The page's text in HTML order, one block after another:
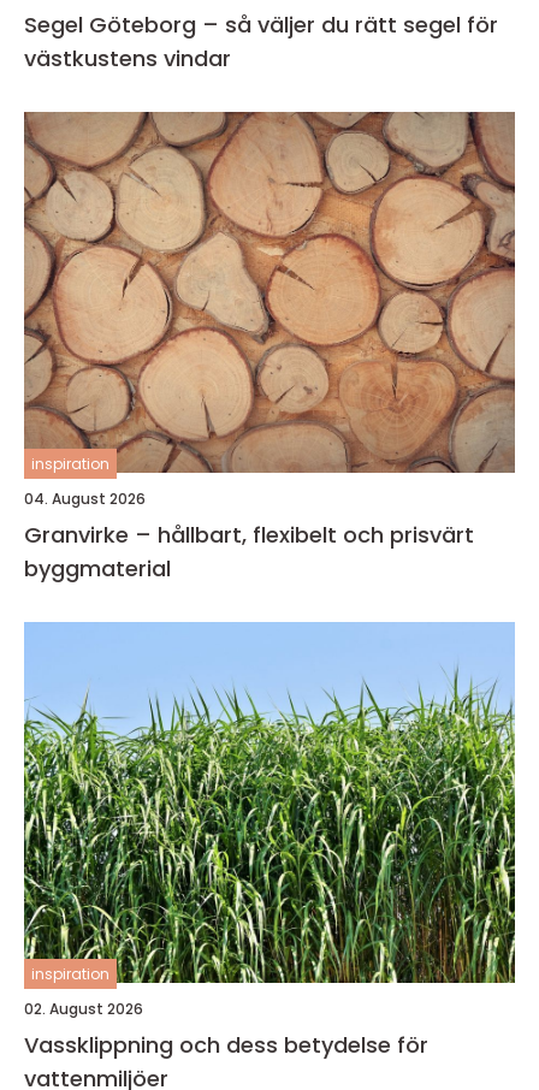
Segel Göteborg – så väljer du rätt segel för
västkustens vindar
inspiration
04. August 2026
Granvirke – hållbart, flexibelt och prisvärt
byggmaterial
inspiration
02. August 2026
Vassklippning och dess betydelse för
vattenmiljöer